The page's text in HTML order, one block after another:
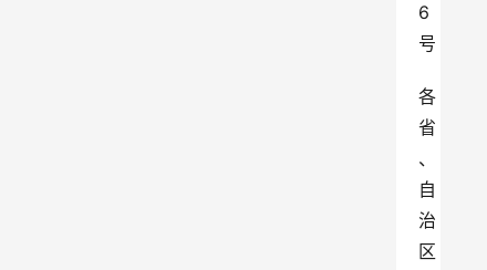
6
号
各
省
、
自
治
区